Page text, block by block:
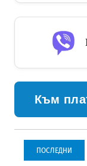
Към
ПОСЛЕДНИ